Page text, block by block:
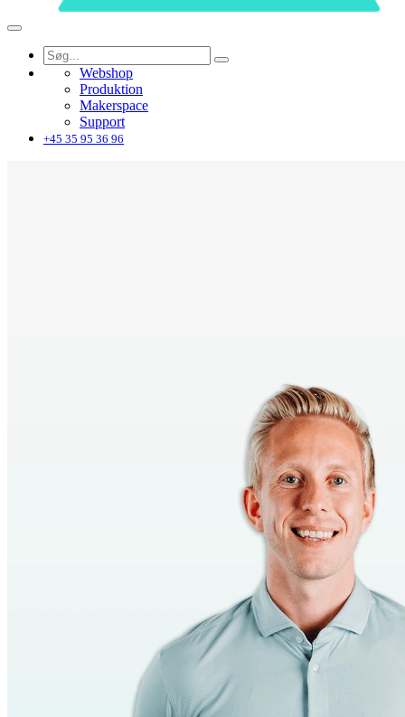
Webshop
Produktion
Makerspace
Support
+45 35 95 36 96